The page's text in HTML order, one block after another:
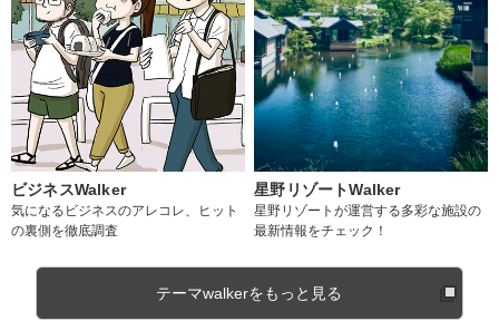
ビジネスWalker
気になるビジネスのアレコレ、ヒット
の裏側を徹底調査
星野リゾートWalker
星野リゾートが運営する多彩な施設の
最新情報をチェック！
テーマwalkerをもっと見る